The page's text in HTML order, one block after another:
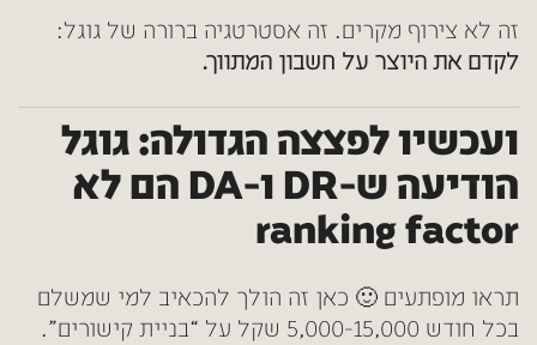
זה לא צירוף מקרים. זה אסטרטגיה ברורה של גוגל:
לקדם את היוצר על חשבון המתווך.
ועכשיו לפצצה הגדולה: גוגל
הודיעה ש-DR ו-DA הם לא
ranking factor
תראו מופתעים 🙂 כאן זה הולך להכאיב למי שמשלם
בכל חודש 5,000-15,000 שקל על “בניית קישורים”.